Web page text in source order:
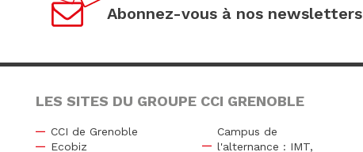
Abonnez-vous à nos newsletters
LES SITES DU GROUPE CCI GRENOBLE
CCI de Grenoble
Ecobiz
Campus de
l'alternance : IMT,